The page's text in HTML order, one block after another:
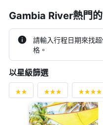
Gambia River熱門
請輸入行程日期來找
格。
以星級篩選